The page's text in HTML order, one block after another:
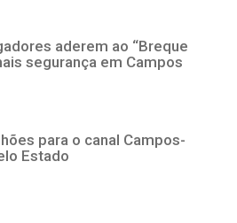
aderem ao “Breque
segurança em Campos
para o canal Campos-
Estado